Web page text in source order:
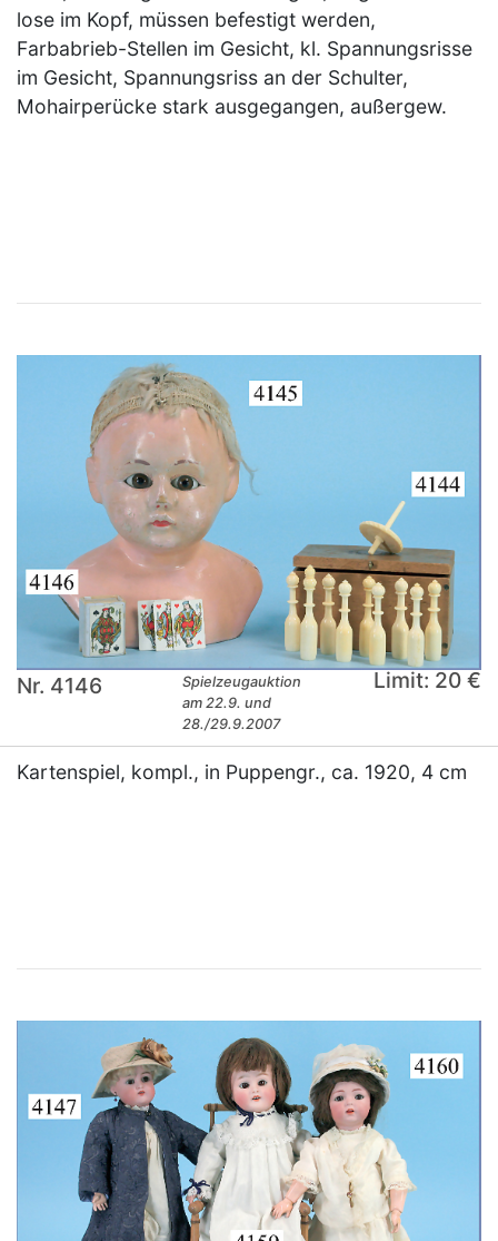
lose im Kopf, müssen befestigt werden,
Farbabrieb-Stellen im Gesicht, kl. Spannungsrisse
im Gesicht, Spannungsriss an der Schulter,
Mohairperücke stark ausgegangen, außergew.
Nr. 4146
Spielzeugauktion
am 22.9. und
28./29.9.2007
Limit: 20 €
Kartenspiel, kompl., in Puppengr., ca. 1920, 4 cm